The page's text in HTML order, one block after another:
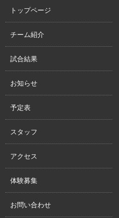
トップページ
チーム紹介
試合結果
お知らせ
予定表
スタッフ
アクセス
体験募集
お問い合わせ